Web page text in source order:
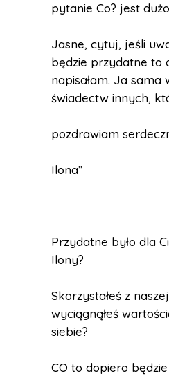
pytanie Co? jest
Jasne, cytuj, jeśli
będzie przydatne to
napisałam. Ja sama
świadectw innych,
pozdrawiam
Ilona”
Przydatne było dla
Ilony?
Skorzystałeś z
wyciągnąłeś
siebie?
CO to dopiero